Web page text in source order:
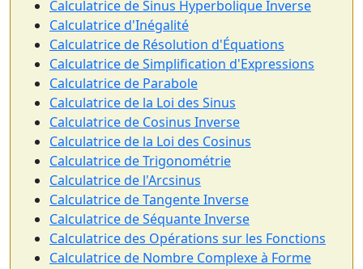
Calculatrice de Sinus Hyperbolique Inverse
Calculatrice d'Inégalité
Calculatrice de Résolution d'Équations
Calculatrice de Simplification d'Expressions
Calculatrice de Parabole
Calculatrice de la Loi des Sinus
Calculatrice de Cosinus Inverse
Calculatrice de la Loi des Cosinus
Calculatrice de Trigonométrie
Calculatrice de l'Arcsinus
Calculatrice de Tangente Inverse
Calculatrice de Séquante Inverse
Calculatrice des Opérations sur les Fonctions
Calculatrice de Nombre Complexe à Forme